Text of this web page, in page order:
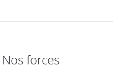
Nos forces